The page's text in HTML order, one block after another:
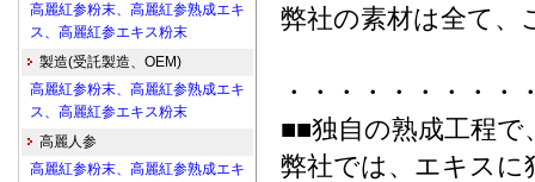
弊社の素材は全て、
・・・・・・・・
■■独自の熟成工程
弊社では、エキスに
高麗紅参粉末、高麗紅参熟成エキ
ス、高麗紅参エキス粉末
製造(受託製造、OEM)
高麗紅参粉末、高麗紅参熟成エキ
ス、高麗紅参エキス粉末
高麗人参
高麗紅参粉末、高麗紅参熟成エキ